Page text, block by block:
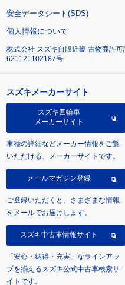
安全データシート(SDS)
個人情報について
株式会社 スズキ自販近畿 古物商許
621121102187号
スズキメーカーサイト
スズキ四輪車
メーカーサイト
車種の詳細などメーカー情報をご覧
いただける、メーカーサイトです。
メールマガジン登録
ご登録いただくと、さまざまな情報
をメールでお届けします。
スズキ中古車情報サイト
「安心・納得・充実」なラインアッ
プを揃えるスズキ公式中古車検索サ
イトです。